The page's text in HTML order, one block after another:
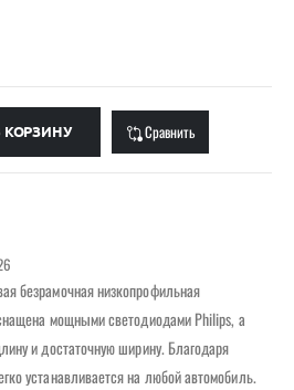
КОРЗИНУ Сравнить
безрамочная низкопрофильная
мощными светодиодами Philips, а
и достаточную ширину. Благодаря
устанавливается на любой автомобиль.